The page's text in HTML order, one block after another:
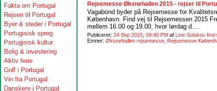
Fakta om Portugal
Rejsen til Portugal
Byer & steder i Portugal
Portugisisk sprog
Portugisisk kultur
Bolig & investering
Aktiv ferie
Golf i Portugal
Vin fra Portugal
Danskere i Portugal
Rejsemesse Øksnehallen 2015 - rejser til
Vagabond byder på Rejsemesse for
København. Find vej til Rejsemessen 2015
mellem 16.00 og 19.00, hvor lørdag d....
Publiceret: 24 Sep 2015, 09:40 PM af Line Solskov
Emner: Øksnehallen rejsemesse Rejsemesse